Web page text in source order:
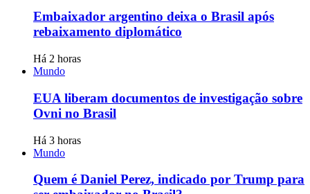
Embaixador argentino deixa o Brasil após
rebaixamento diplomático
Há 2 horas
Mundo
EUA liberam documentos de investigação sobre
Ovni no Brasil
Há 3 horas
Mundo
Quem é Daniel Perez, indicado por Trump para